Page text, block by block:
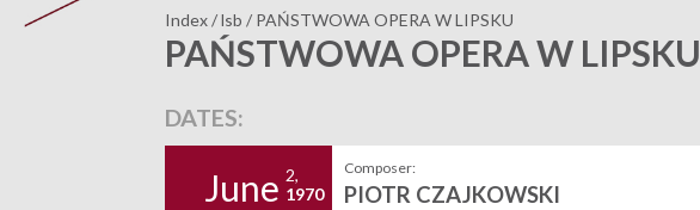
Index/lsb / PAŃSTWOWA OPERA W LIPSKU
PAŃSTWOWA OPERA W LIPSKU
DATES:
June 2,
1970
Composer:
PIOTR CZAJKOWSKI